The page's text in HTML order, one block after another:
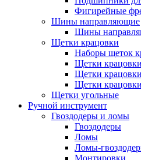
Фигирейные
Шины направляющие
Шины
Щетки крацовки
Наборы щеток
Щетки
Щетки
Щетки
Щетки угольные
Ручной инструмент
Гвоздодеры и ломы
Гвоздодеры
Ломы
Ломы-
Монтировки